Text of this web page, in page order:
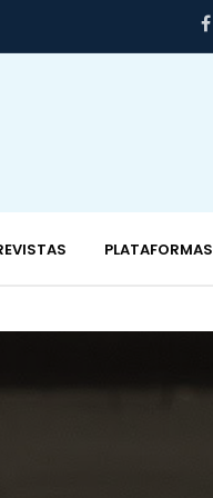
PLATAFORMAS